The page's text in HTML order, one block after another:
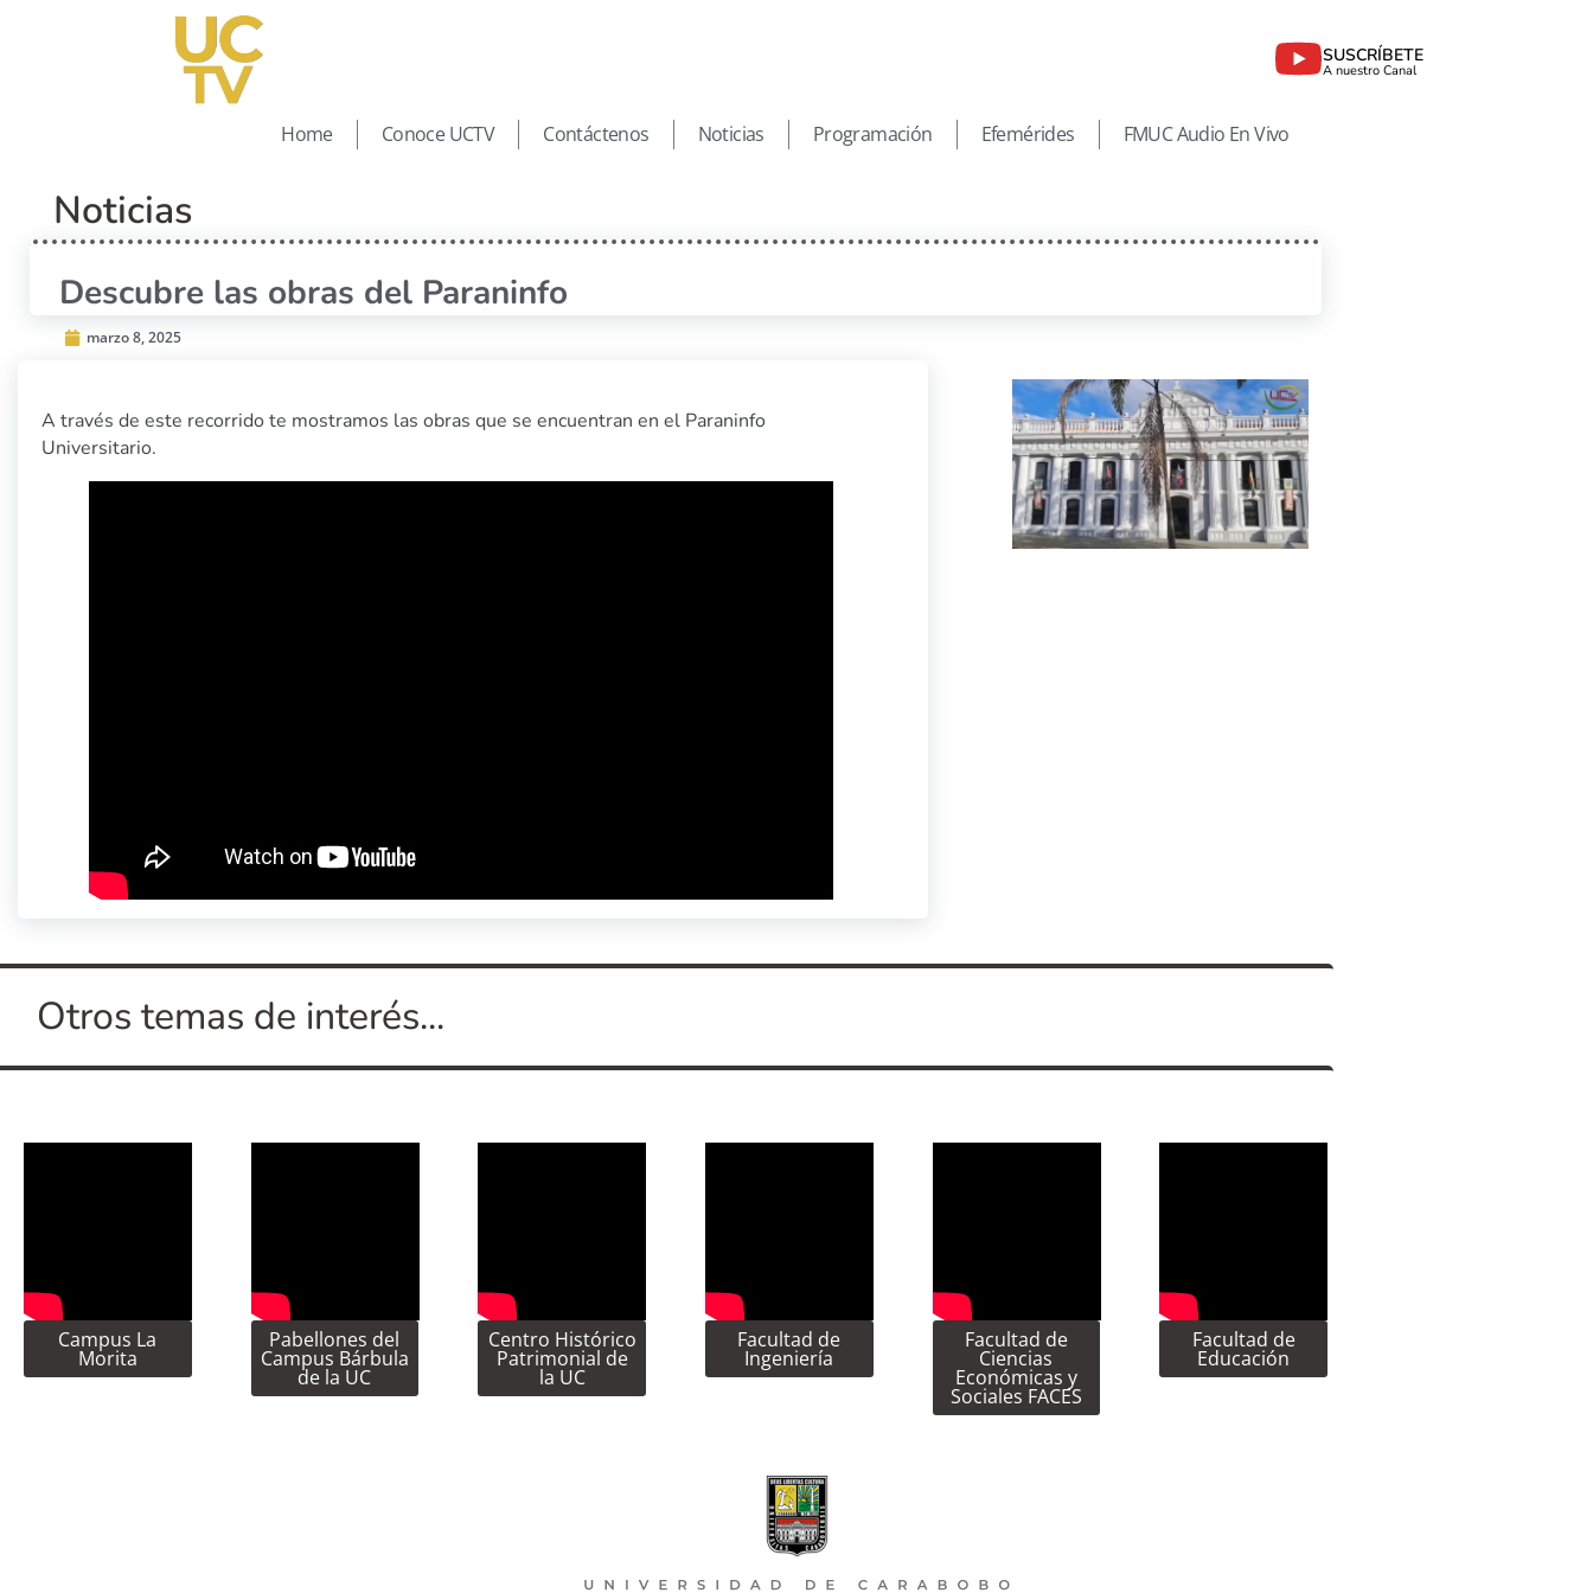
SUSCRÍBETE
A nuestro Canal
Home Conoce UCTV Contáctenos Noticias Programación Efemérides FMUC Audio En Vivo
Noticias
Descubre las obras del Paraninfo
marzo 8, 2025
A través de este recorrido te mostramos las obras que se encuentran en el Paraninfo
Universitario.
Otros temas de interés...
Campus La
Morita
Pabellones del
Campus Bárbula
de la UC
Centro Histórico
Patrimonial de
la UC
Facultad de
Ingeniería
Facultad de
Ciencias
Económicas y
Sociales FACES
Facultad de
Educación